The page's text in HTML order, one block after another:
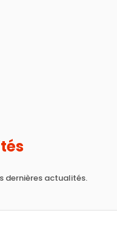
dernières actualités.